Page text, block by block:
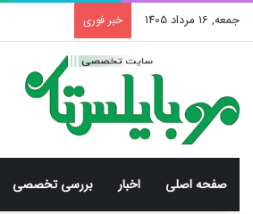
جمعه, 16 مرداد 1405 خبر فوری
صفحه اصلی اخبار بررسی‌ تخصصی